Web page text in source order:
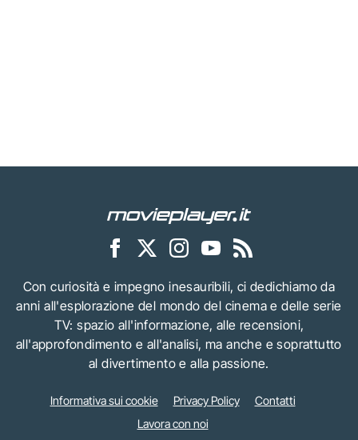
Con curiosità e impegno inesauribili, ci dedichiamo da
anni all'esplorazione del mondo del cinema e delle serie
TV: spazio all'informazione, alle recensioni,
all'approfondimento e all'analisi, ma anche e soprattutto
al divertimento e alla passione.
Informativa sui cookie Privacy Policy
Contatti
Lavora con noi